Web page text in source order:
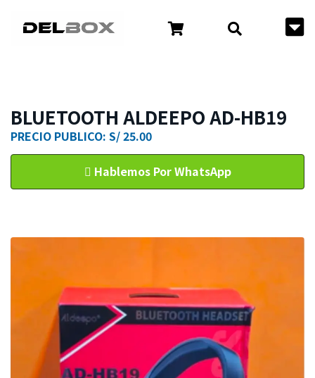
BLUETOOTH ALDEEPO AD-HB19
PRECIO PUBLICO: S/ 25.00
Hablemos Por WhatsApp